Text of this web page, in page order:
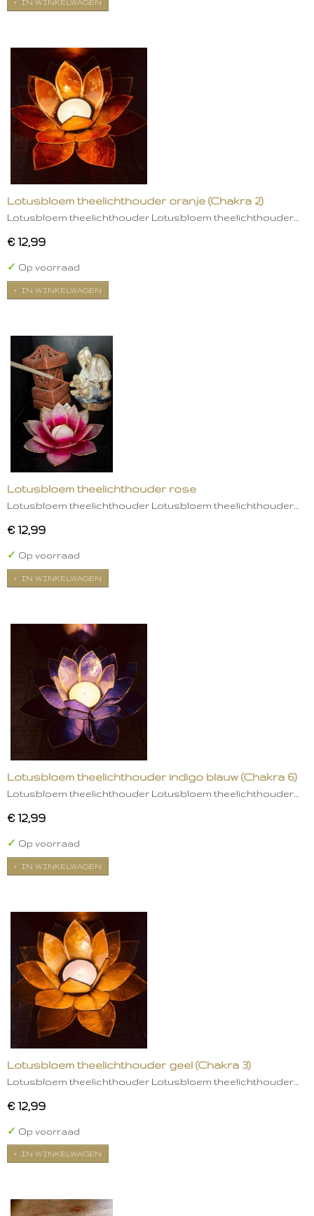
IN WINKELWAGEN
Lotusbloem theelichthouder oranje (Chakra 2)
Lotusbloem theelichthouder Lotusbloem theelichthouder…
€ 12,99
✓ Op voorraad
IN WINKELWAGEN
Lotusbloem theelichthouder rose
Lotusbloem theelichthouder Lotusbloem theelichthouder…
€ 12,99
✓ Op voorraad
IN WINKELWAGEN
Lotusbloem theelichthouder indigo blauw (Chakra 6)
Lotusbloem theelichthouder Lotusbloem theelichthouder…
€ 12,99
✓ Op voorraad
IN WINKELWAGEN
Lotusbloem theelichthouder geel (Chakra 3)
Lotusbloem theelichthouder Lotusbloem theelichthouder…
€ 12,99
✓ Op voorraad
IN WINKELWAGEN